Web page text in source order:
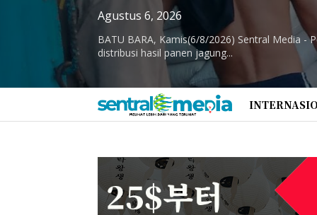
Agustus 6, 2026
BATU BARA, Kamis(6/8/2026) Sentral Media
distribusi hasil panen jagung...